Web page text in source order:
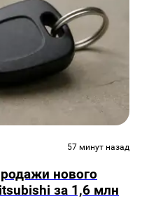
57 минут назад
нового
за 1,6 млн